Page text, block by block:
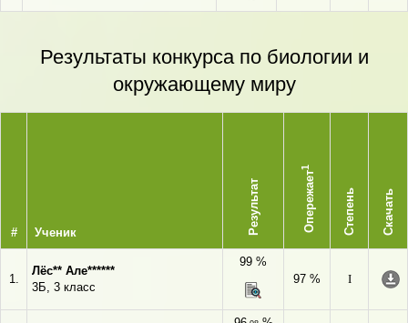
Результаты конкурса по биологии и
окружающему миру
# Ученик Результат Опережает
1
Степень Скачать
1.
Лёс** Але******
3Б, 3 класс
99 %
97 %
I